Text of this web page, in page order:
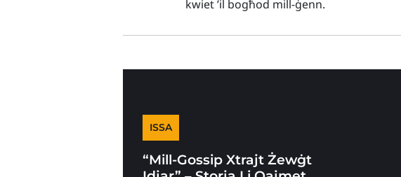
kwiet ’il bogħod mill-ġenn.
ISSA
“Mill-Gossip Xtrajt Żewġt